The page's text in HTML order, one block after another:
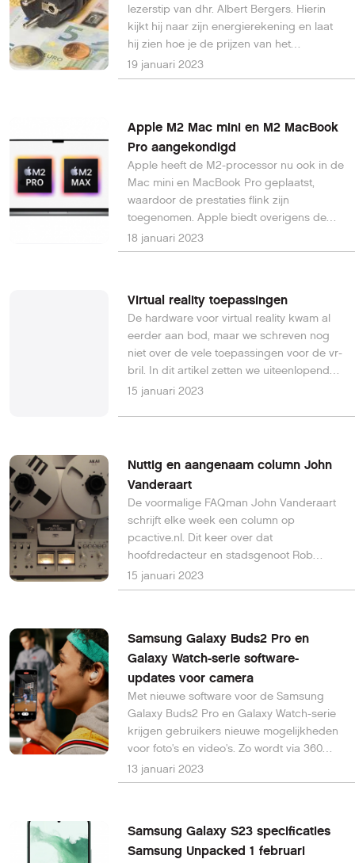
lezerstip van dhr. Albert Bergers. Hierin
kijkt hij naar zijn energierekening en laat
hij zien hoe je de prijzen van het
energiecontract controleert via een Excel-
bestand dat je bij dit artikel vindt.
19 januari 2023
Apple M2 Mac mini en M2 MacBook
Pro aangekondigd
Apple heeft de M2-processor nu ook in de
Mac mini en MacBook Pro geplaatst,
waardoor de prestaties flink zijn
toegenomen. Apple biedt overigens de
M2 Mac mini goedkoper aan dan de
vorige versie, terwijl de M2 MacBook Pro-
18 januari 2023
Virtual reality toepassingen
De hardware voor virtual reality kwam al
eerder aan bod, maar we schreven nog
niet over de vele toepassingen voor de vr-
bril. In dit artikel zetten we uiteenlopende
toepassingen en games voor je op een
15 januari 2023
Nuttig en aangenaam column John
Vanderaart
De voormalige FAQman John Vanderaart
schrijft elke week een column op
pcactive.nl. Dit keer over dat
hoofdredacteur en stadsgenoot Rob
Coenraads voor zijn deur stond met een
mooie opdracht. De column van vorige
15 januari 2023
Samsung Galaxy Buds2 Pro en
Galaxy Watch-serie software-
updates voor camera
Met nieuwe software voor de Samsung
Galaxy Buds2 Pro en Galaxy Watch-serie
krijgen gebruikers nieuwe mogelijkheden
voor foto's en video's. Zo wordt via 360
graden Audio Recording omringend
geluid naar videocontent gebracht en
13 januari 2023
Samsung Galaxy S23 specificaties
Samsung Unpacked 1 februari